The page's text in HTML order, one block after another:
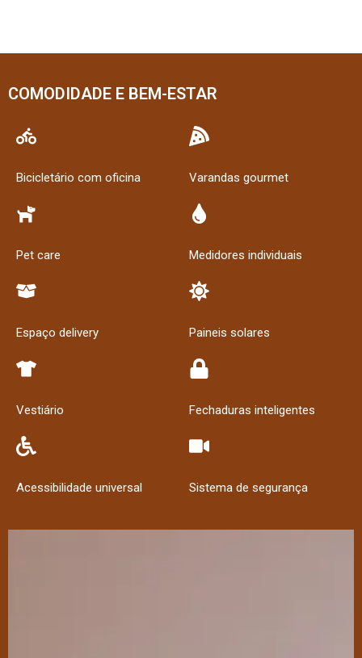
COMODIDADE E BEM-ESTAR
Bicicletário com oficina
Pet care
Espaço delivery
Vestiário
Acessibilidade universal
Varandas gourmet
Medidores individuais
Paineis solares
Fechaduras inteligentes
Sistema de segurança